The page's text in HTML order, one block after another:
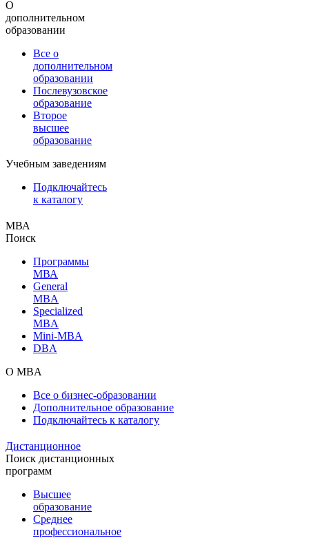
О
дополнительном
образовании
Все о
дополнительном
образовании
Послевузовское
образование
Второе
высшее
образование
Учебным заведениям
Подключайтесь
к каталогу
МВА
Поиск
Программы
МВА
General
MBA
Specialized
MBA
Mini-MBA
DBA
О MBA
Все о бизнес-образовании
Дополнительное образование
Подключайтесь к каталогу
Дистанционное
Поиск дистанционных
программ
Высшее
образование
Среднее
профессиональное